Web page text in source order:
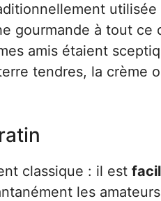
à tout ce
amis étaient
tendres, la crème
classique : il est
les